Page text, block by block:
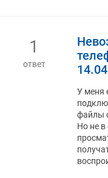
1
ответ
14.04
У меня
файлы
Но не в